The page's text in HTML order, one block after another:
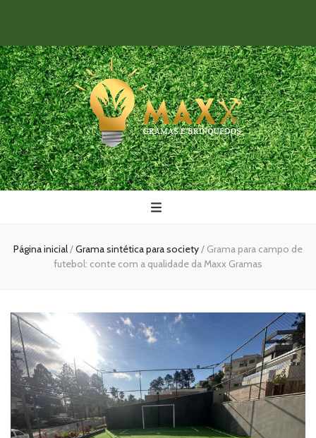
Maxx Gramas
Blog
Página inicial/Grama sintética para society/ Grama para campo de
futebol: conte com a qualidade da Maxx Gramas